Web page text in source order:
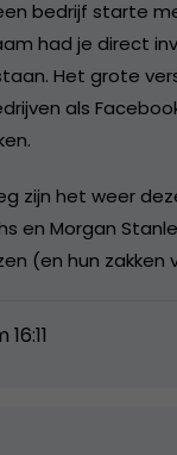
bedrijf starte
had je direct
Het grote
als
zijn het weer
en Morgan
(en hun zakken